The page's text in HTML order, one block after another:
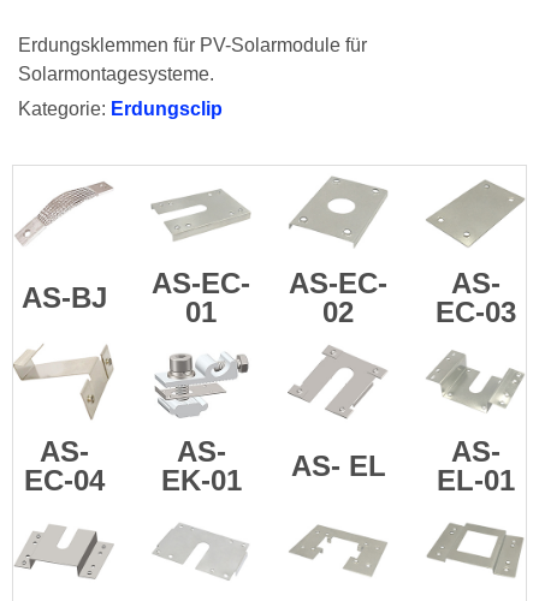
Erdungsklemmen für PV-Solarmodule für
Solarmontagesysteme.
Kategorie: Erdungsclip
AS-BJ
AS-EC-
01
AS-EC-
02
AS-
EC-03
AS-
EC-04
AS-
EK-01
AS- EL
AS-
EL-01